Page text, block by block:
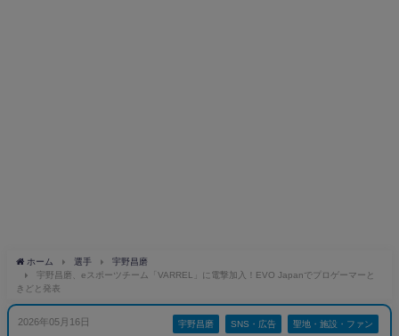
ホーム 選手
宇野昌磨
宇野昌磨、eスポーツチーム「VARREL」に電撃加入！EVO Japanでプロゲーマーと
きどと発表
2026年05月16日 宇野昌磨 SNS・広告 聖地・施設・ファン